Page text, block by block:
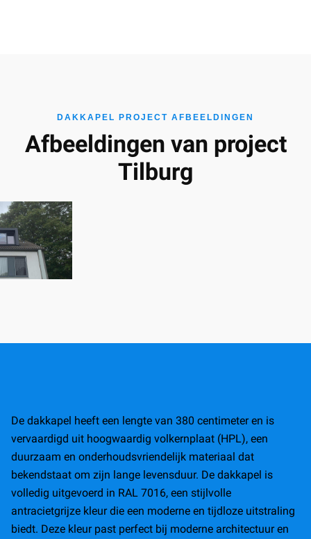
DAKKAPEL PROJECT AFBEELDINGEN
Afbeeldingen van project
Tilburg
De dakkapel heeft een lengte van 380 centimeter en is
vervaardigd uit hoogwaardig volkernplaat (HPL), een
duurzaam en onderhoudsvriendelijk materiaal dat
bekendstaat om zijn lange levensduur. De dakkapel is
volledig uitgevoerd in RAL 7016, een stijlvolle
antracietgrijze kleur die een moderne en tijdloze uitstraling
biedt. Deze kleur past perfect bij moderne architectuur en